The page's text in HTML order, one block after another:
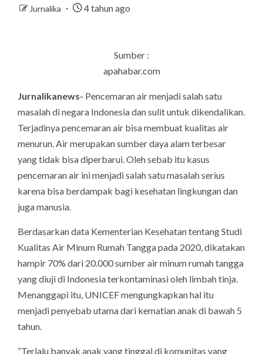
Jurnalika 4 tahun ago
Sumber :
apahabar.com
Jurnalikanews- Pencemaran air menjadi salah satu
masalah di negara Indonesia dan sulit untuk dikendalikan.
Terjadinya pencemaran air bisa membuat kualitas air
menurun. Air merupakan sumber daya alam terbesar
yang tidak bisa diperbarui. Oleh sebab itu kasus
pencemaran air ini menjadi salah satu masalah serius
karena bisa berdampak bagi kesehatan lingkungan dan
juga manusia.
Berdasarkan data Kementerian Kesehatan tentang Studi
Kualitas Air Minum Rumah Tangga pada 2020, dikatakan
hampir 70% dari 20.000 sumber air minum rumah tangga
yang diuji di Indonesia terkontaminasi oleh limbah tinja.
Menanggapi itu, UNICEF mengungkapkan hal itu
menjadi penyebab utama dari kematian anak di bawah 5
tahun.
”Terlalu banyak anak yang tinggal di komunitas yang